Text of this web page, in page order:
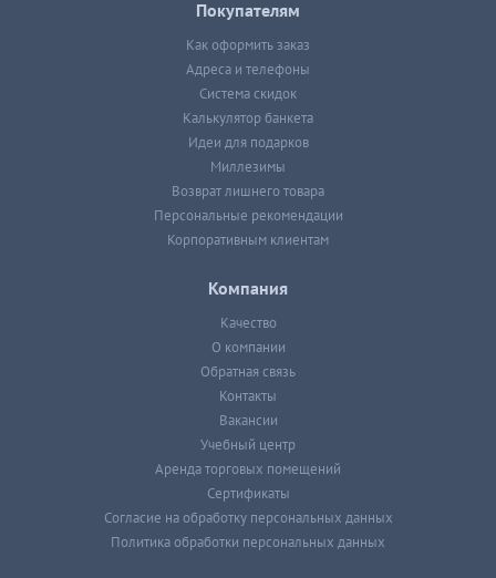
Покупателям
Как оформить заказ
Адреса и телефоны
Система скидок
Калькулятор банкета
Идеи для подарков
Миллезимы
Возврат лишнего товара
Персональные рекомендации
Корпоративным клиентам
Компания
Качество
О компании
Обратная связь
Контакты
Вакансии
Учебный центр
Аренда торговых помещений
Сертификаты
Согласие на обработку персональных данных
Политика обработки персональных данных